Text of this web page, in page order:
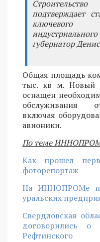
подтверждает
ключевого
губернатор
Общая площадь
тыс. кв м. Новый
оснащен
обслуживания
включая
авионики.
По теме
Как прошел
фоторепортаж
На ИННОПРОМе
уральских
Свердловская
договорились о
Рефтинского